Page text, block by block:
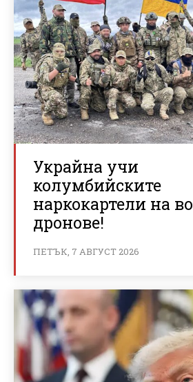
Украйна учи
колумбийските
наркокартели на
дронове!
ПЕТЪК, 7 АВГУСТ 2026